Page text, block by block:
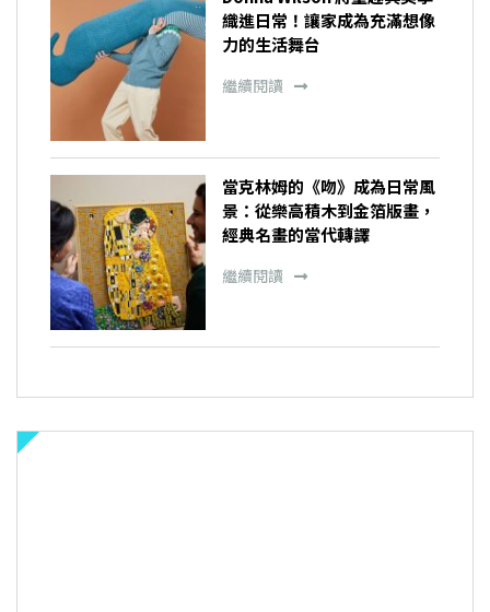
織進日常！讓家成為充滿想像
力的生活舞台
繼續閱讀
當克林姆的《吻》成為日常風
景：從樂高積木到金箔版畫，
經典名畫的當代轉譯
繼續閱讀